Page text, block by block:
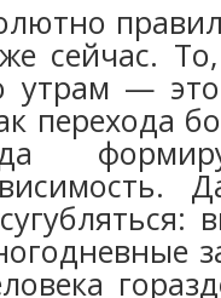
сейчас.
утрам —
перехода